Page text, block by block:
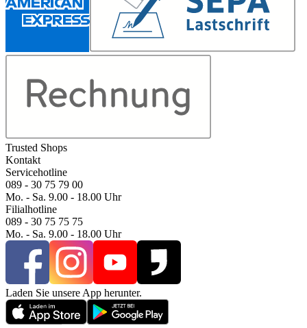
Trusted Shops
Kontakt
Servicehotline
089 - 30 75 79 00
Mo. - Sa. 9.00 - 18.00 Uhr
Filialhotline
089 - 30 75 75 75
Mo. - Sa. 9.00 - 18.00 Uhr
Laden Sie unsere App herunter.